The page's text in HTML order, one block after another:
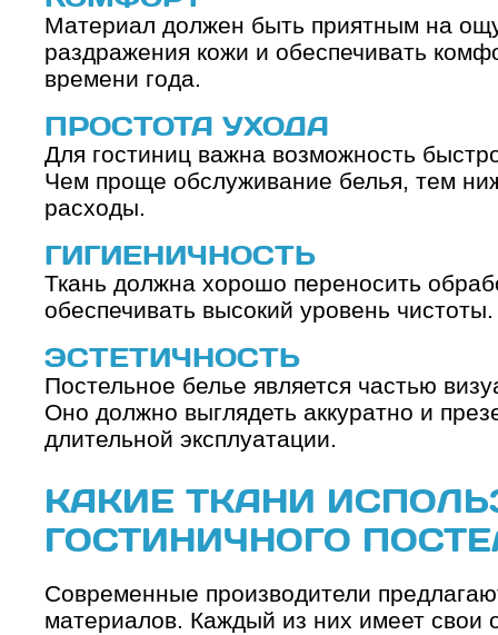
Материал должен быть приятным на
раздражения кожи и обеспечивать
времени года.
ПРОСТОТА УХОДА
Для гостиниц важна возможность
Чем проще обслуживание белья, тем
расходы.
ГИГИЕНИЧНОСТЬ
Ткань должна хорошо переносить
обеспечивать высокий уровень чистоты.
ЭСТЕТИЧНОСТЬ
Постельное белье является частью
Оно должно выглядеть аккуратно и
длительной эксплуатации.
КАКИЕ ТКАНИ
ГОСТИНИЧНОГО
Современные производители
материалов. Каждый из них имеет свои